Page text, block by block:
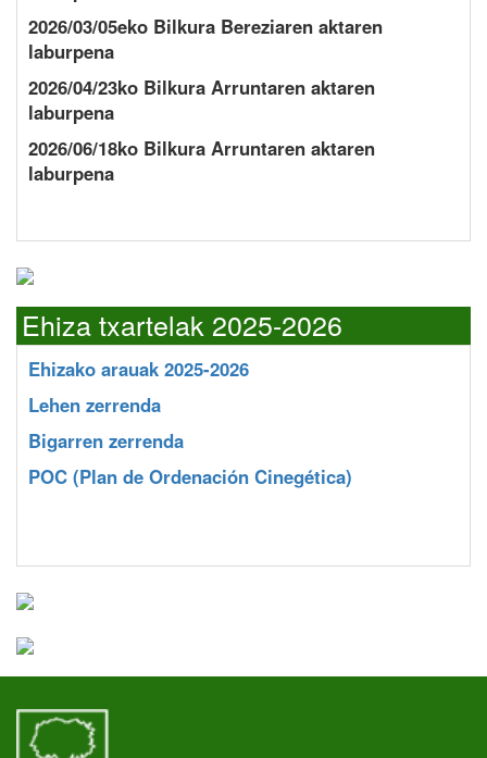
2026/03/05eko Bilkura Bereziaren aktaren
laburpena
2026/04/23ko Bilkura Arruntaren aktaren
laburpena
2026/06/18ko Bilkura Arruntaren aktaren
laburpena
Ehiza txartelak 2025-2026
Ehizako arauak 2025-2026
Lehen zerrenda
Bigarren zerrenda
POC (Plan de Ordenación Cinegética)